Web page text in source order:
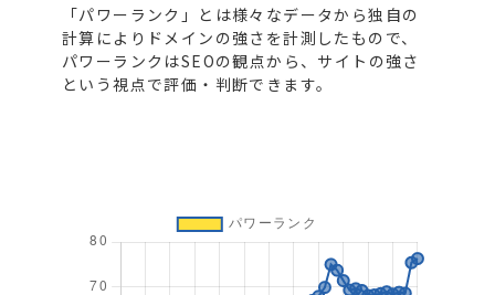
「パワーランク」とは様々なデータから独自の
計算によりドメインの強さを計測したもので、
パワーランクはSEOの観点から、サイトの強さ
という視点で評価・判断できます。